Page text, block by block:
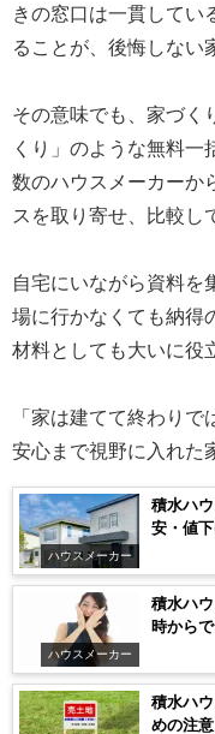
きの窓口は一貫してい
ることが、後悔しない
その意味でも、家づく
くり」のような無料一
数のハウスメーカーか
スを取り寄せ、比較し
自宅にいながら資料を
場に行かなくても納得
材料としても大いに役
「家は建てて終わり
安心まで視野に入れた
ハウスメーカー
積水ハ
安・値
ハウスメーカー
積水ハ
時から
積水ハ
めの注